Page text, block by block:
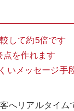
して約5倍です
を作れます
いメッセージ手
へリアルタイム